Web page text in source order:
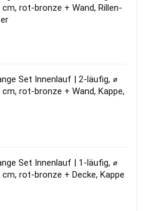
cm, rot-bronze + Wand, Rillen-
Set Innenlauf | 2-läufig, ⌀
cm, rot-bronze + Wand, Kappe,
Set Innenlauf | 1-läufig, ⌀
cm, rot-bronze + Decke, Kappe